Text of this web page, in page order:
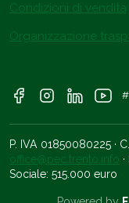
Condizioni di vendita
Organizzazione
P. IVA 01850080225 ·
office@pec.trento.info
Sociale: 515.000 euro